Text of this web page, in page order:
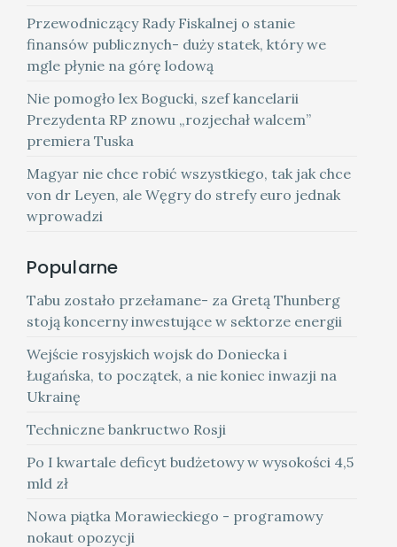
Przewodniczący Rady Fiskalnej o stanie
finansów publicznych- duży statek, który we
mgle płynie na górę lodową
Nie pomogło lex Bogucki, szef kancelarii
Prezydenta RP znowu „rozjechał walcem”
premiera Tuska
Magyar nie chce robić wszystkiego, tak jak chce
von dr Leyen, ale Węgry do strefy euro jednak
wprowadzi
Popularne
Tabu zostało przełamane- za Gretą Thunberg
stoją koncerny inwestujące w sektorze energii
Wejście rosyjskich wojsk do Doniecka i
Ługańska, to początek, a nie koniec inwazji na
Ukrainę
Techniczne bankructwo Rosji
Po I kwartale deficyt budżetowy w wysokości 4,5
mld zł
Nowa piątka Morawieckiego - programowy
nokaut opozycji